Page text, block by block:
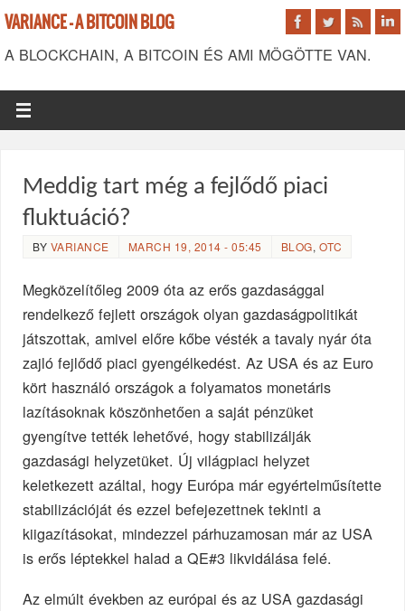
VARIANCE - A BITCOIN BLOG
A BLOCKCHAIN, A BITCOIN ÉS AMI MÖGÖTTE VAN.
Meddig tart még a fejlődő piaci
fluktuáció?
BY VARIANCE MARCH 19, 2014 - 05:45 BLOG, OTC
Megközelítőleg 2009 óta az erős gazdasággal
rendelkező fejlett országok olyan gazdaságpolitikát
játszottak, amivel előre kőbe vésték a tavaly nyár óta
zajló fejlődő piaci gyengélkedést. Az USA és az Euro
kört használó országok a folyamatos monetáris
lazításoknak köszönhetően a saját pénzüket
gyengítve tették lehetővé, hogy stabilizálják
gazdasági helyzetüket. Új világpiaci helyzet
keletkezett azáltal, hogy Európa már egyértelműsítette
stabilizációját és ezzel befejezettnek tekinti a
kiigazításokat, mindezzel párhuzamosan már az USA
is erős léptekkel halad a QE#3 likvidálása felé.
Az elmúlt években az európai és az USA gazdasági